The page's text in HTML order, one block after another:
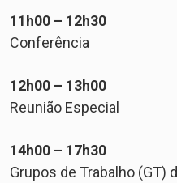
11h00 – 12h30
Conferência
12h00 – 13h00
Reunião Especial
14h00 – 17h30
Grupos de Trabalho (GT)